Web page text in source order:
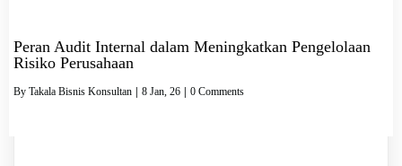
Peran Audit Internal dalam Meningkatkan Pengelolaan
Risiko Perusahaan
By Takala Bisnis Konsultan 8 Jan, 26 0 Comments